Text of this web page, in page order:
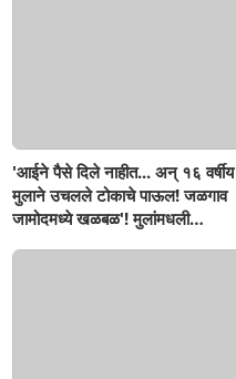
'आईने पैसे दिले नाहीत... अन् १६ वर्षीय
मुलाने उचलले टोकाचे पाऊल! जळगाव
जामोदमध्ये खळबळ'! मुलांमधली